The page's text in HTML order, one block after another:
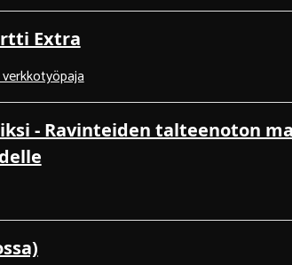
Extra
- Ravinteiden talteenoton